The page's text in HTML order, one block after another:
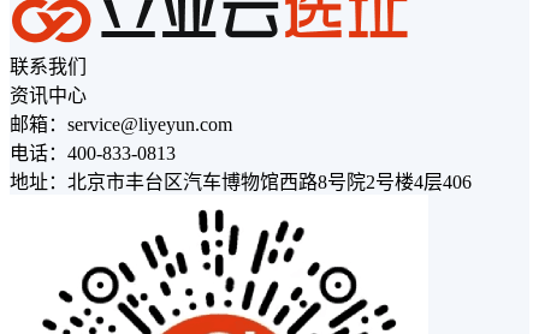
联系我们
资讯中心
邮箱：service@liyeyun.com
电话：400-833-0813
地址：北京市丰台区汽车博物馆西路8号院2号楼4层406